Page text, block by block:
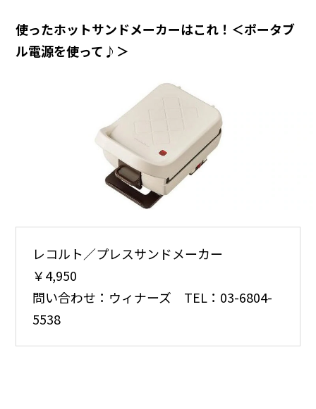
使ったホットサンドメーカーはこれ！＜ポータブ
ル電源を使って♪＞
レコルト／プレスサンドメーカー
￥4,950
問い合わせ：ウィナーズ TEL：03-6804-
5538